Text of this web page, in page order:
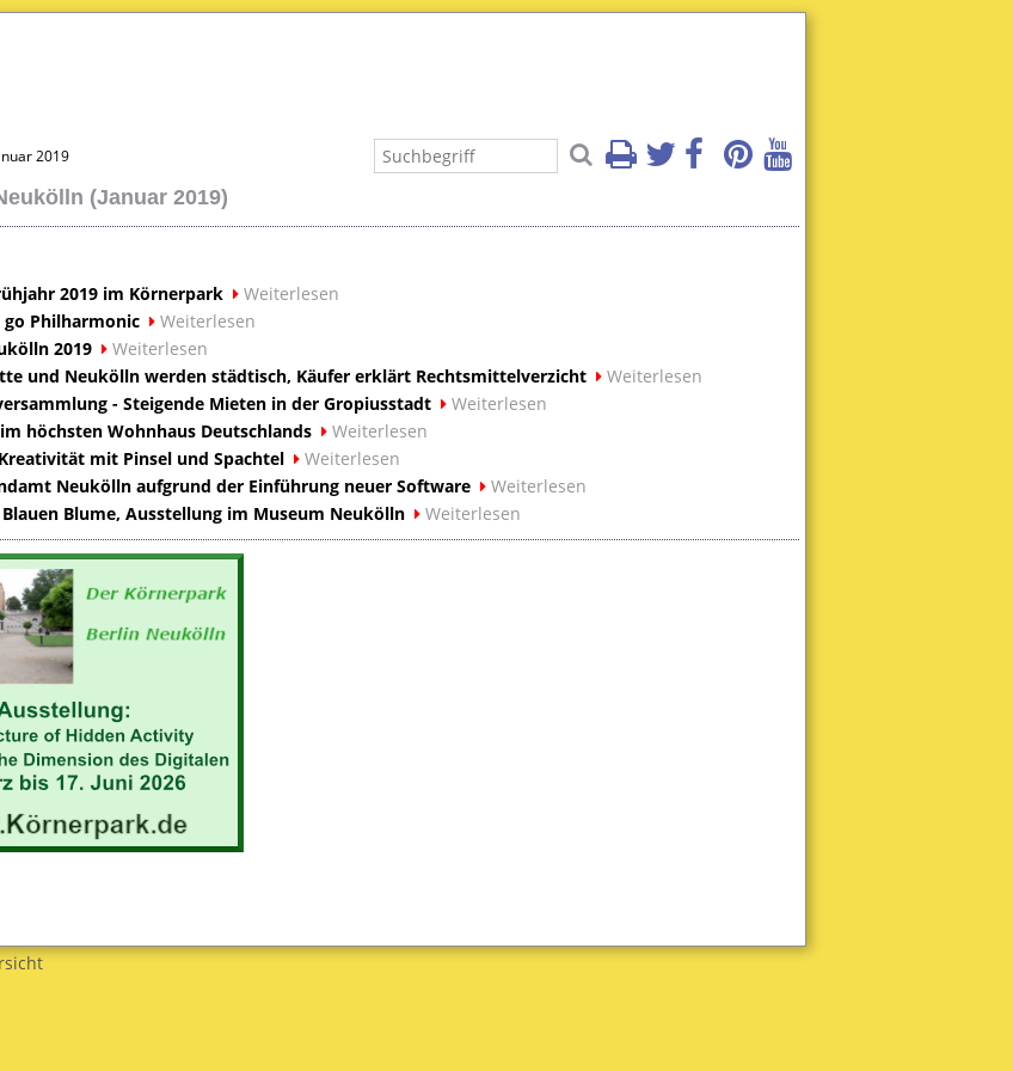
2019
(Januar 2019)
2019 im Körnerpark
Weiterlesen
go Philharmonic
Weiterlesen
2019
Weiterlesen
und Neukölln werden städtisch, Käufer erklärt Rechtsmittelverzicht
Weiterlesen
- Steigende Mieten in der Gropiusstadt
Weiterlesen
höchsten Wohnhaus Deutschlands
Weiterlesen
mit Pinsel und Spachtel
Weiterlesen
Neukölln aufgrund der Einführung neuer Software
Weiterlesen
Blume, Ausstellung im Museum Neukölln
Weiterlesen